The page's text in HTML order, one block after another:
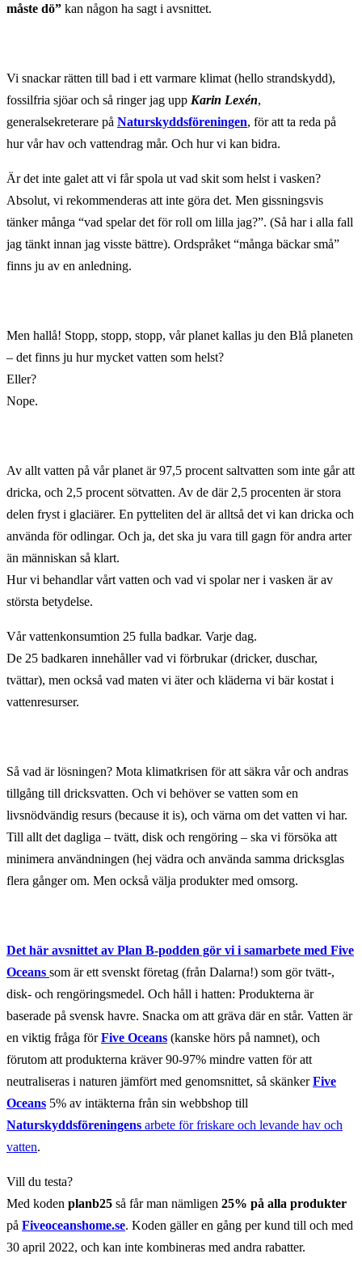
måste dö” kan någon ha sagt i avsnittet.
Vi snackar rätten till bad i ett varmare klimat (hello strandskydd),
fossilfria sjöar och så ringer jag upp Karin Lexén,
generalsekreterare på Naturskyddsföreningen, för att ta reda på
hur vår hav och vattendrag mår. Och hur vi kan bidra.
Är det inte galet att vi får spola ut vad skit som helst i vasken?
Absolut, vi rekommenderas att inte göra det. Men gissningsvis
tänker många “vad spelar det för roll om lilla jag?”. (Så har i alla fall
jag tänkt innan jag visste bättre). Ordspråket “många bäckar små”
finns ju av en anledning.
Men hallå! Stopp, stopp, stopp, vår planet kallas ju den Blå planeten
– det finns ju hur mycket vatten som helst?
Eller?
Nope.
Av allt vatten på vår planet är 97,5 procent saltvatten som inte går att
dricka, och 2,5 procent sötvatten. Av de där 2,5 procenten är stora
delen fryst i glaciärer. En pytteliten del är alltså det vi kan dricka och
använda för odlingar. Och ja, det ska ju vara till gagn för andra arter
än människan så klart.
Hur vi behandlar vårt vatten och vad vi spolar ner i vasken är av
största betydelse.
Vår vattenkonsumtion 25 fulla badkar. Varje dag.
De 25 badkaren innehåller vad vi förbrukar (dricker, duschar,
tvättar), men också vad maten vi äter och kläderna vi bär kostat i
vattenresurser.
Så vad är lösningen? Mota klimatkrisen för att säkra vår och andras
tillgång till dricksvatten. Och vi behöver se vatten som en
livsnödvändig resurs (because it is), och värna om det vatten vi har.
Till allt det dagliga – tvätt, disk och rengöring – ska vi försöka att
minimera användningen (hej vädra och använda samma dricksglas
flera gånger om. Men också välja produkter med omsorg.
Det här avsnittet av Plan B-podden gör vi i samarbete med Five
Oceans som är ett svenskt företag (från Dalarna!) som gör tvätt-,
disk- och rengöringsmedel. Och håll i hatten: Produkterna är
baserade på svensk havre. Snacka om att gräva där en står. Vatten är
en viktig fråga förFive Oceans (kanske hörs på namnet), och
förutom att produkterna kräver 90-97% mindre vatten för att
neutraliseras i naturen jämfört med genomsnittet, så skänkerFive
Oceans 5% av intäkterna från sin webbshop till
Naturskyddsföreningens arbete för friskare och levande hav och
vatten.
Vill du testa?
Med koden planb25 så får man nämligen 25% på alla produkter
på Fiveoceanshome.se. Koden gäller en gång per kund till och med
30 april 2022, och kan inte kombineras med andra rabatter.